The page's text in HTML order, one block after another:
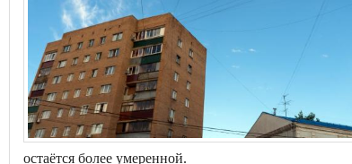
остаётся более умеренной.